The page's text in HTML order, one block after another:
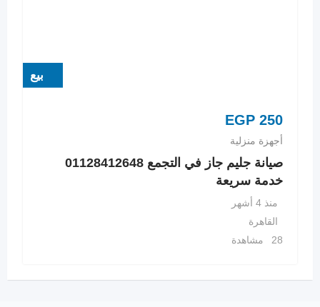
بيع
EGP 250
أجهزة منزلية
صيانة جليم جاز في التجمع 01128412648
خدمة سريعة
منذ 4 أشهر
القاهرة
28 مشاهدة